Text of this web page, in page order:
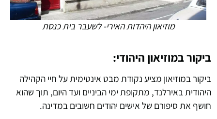
מוזיאון היהדות האירי- לשעבר בית כנסת
ביקור במוזיאון היהודי:
ביקור במוזיאון מציע נקודת מבט אינטימית על חיי הקהילה
היהודית באירלנד, מתקופת ימי הביניים ועד היום, תוך שהוא
חושף את סיפורם של אישים יהודים חשובים במדינה.